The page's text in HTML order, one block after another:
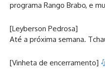
programa Rango Brabo, e
[Leyberson Pedrosa]
Até a próxima semana.
[Vinheta de encerramento]